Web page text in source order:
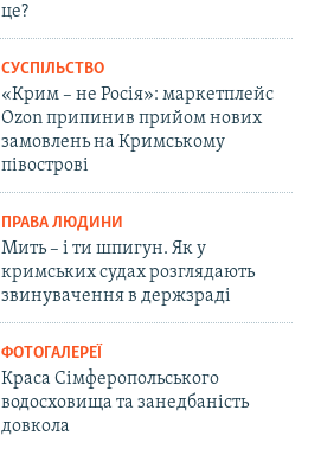
це?
СУСПІЛЬСТВО
«Крим – не Росія»: маркетплейс
Ozon припинив прийом нових
замовлень на Кримському
півострові
ПРАВА ЛЮДИНИ
Мить – і ти шпигун. Як у
кримських судах розглядають
звинувачення в держзраді
ФОТОГАЛЕРЕЇ
Краса Сімферопольського
водосховища та занедбаність
довкола